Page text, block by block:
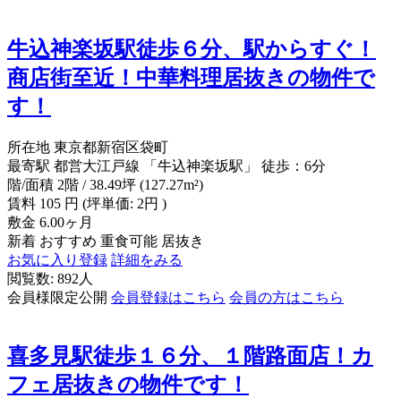
牛込神楽坂駅徒歩６分、駅からすぐ！
商店街至近！中華料理居抜きの物件で
す！
所在地 東京都新宿区袋町
最寄駅 都営大江戸線 「牛込神楽坂駅」 徒歩：6分
階/面積 2階 / 38.49坪 (127.27m²)
賃料 105 円 (坪単価: 2円 )
敷金 6.00ヶ月
新着 おすすめ 重食可能 居抜き
お気に入り登録 詳細をみる
閲覧数: 892人
会員様限定公開 会員登録はこちら 会員の方はこちら
喜多見駅徒歩１６分、１階路面店！カ
フェ居抜きの物件です！